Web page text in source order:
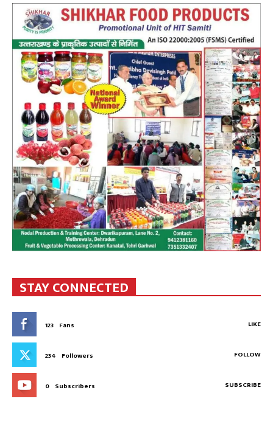
STAY CONNECTED
123 Fans LIKE
234 Followers FOLLOW
0 Subscribers SUBSCRIBE